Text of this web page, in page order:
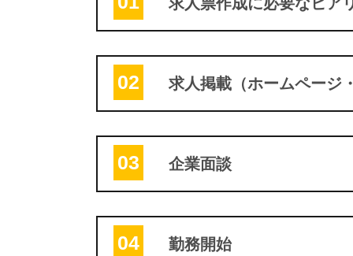
02 求人掲載（ホームページ
03 企業面談
04 勤務開始